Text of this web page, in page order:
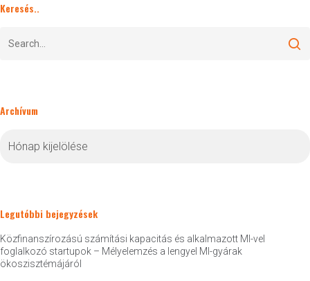
Keresés..
Archívum
Legutóbbi bejegyzések
Közfinanszírozású számítási kapacitás és alkalmazott MI-vel
foglalkozó startupok – Mélyelemzés a lengyel MI-gyárak
ökoszisztémájáról